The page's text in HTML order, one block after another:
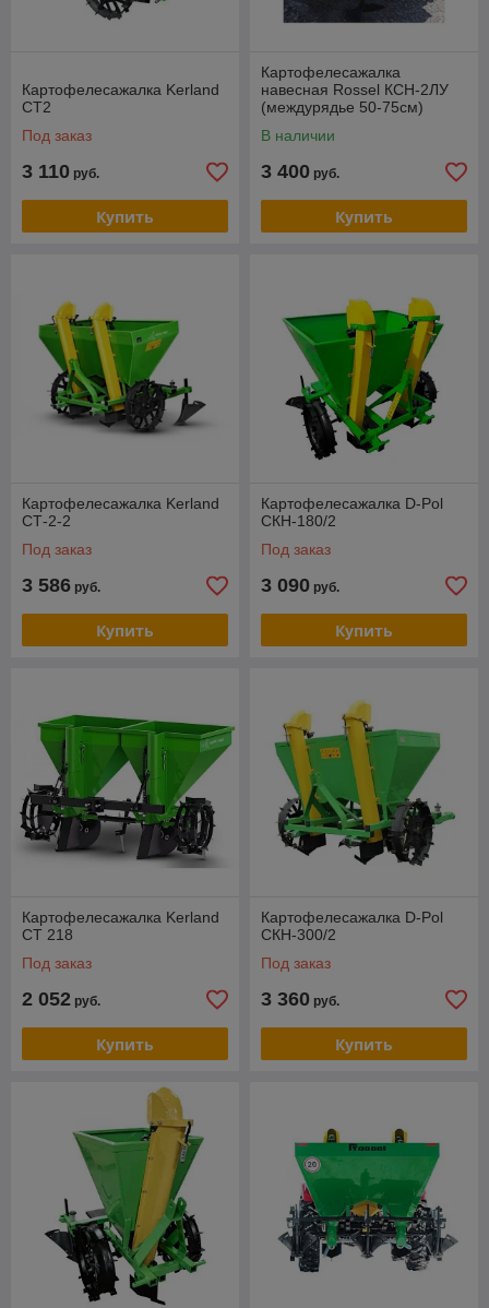
Картофелесажалка Kerland
СТ2
Под заказ
3 110 руб.
Купить
Картофелесажалка
навесная Rossel КСН-2ЛУ
(междурядье 50-75см)
В наличии
3 400 руб.
Купить
Картофелесажалка Kerland
СТ-2-2
Под заказ
3 586 руб.
Купить
Картофелесажалка D-Pol
СКН-180/2
Под заказ
3 090 руб.
Купить
Картофелесажалка Kerland
CT 218
Под заказ
2 052 руб.
Купить
Картофелесажалка D-Pol
СКН-300/2
Под заказ
3 360 руб.
Купить